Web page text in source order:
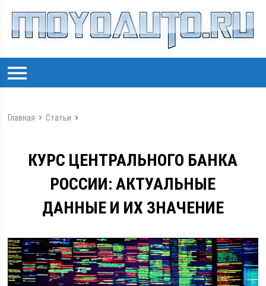
Главная Статьи
КУРС ЦЕНТРАЛЬНОГО БАНКА
РОССИИ: АКТУАЛЬНЫЕ
ДАННЫЕ И ИХ ЗНАЧЕНИЕ